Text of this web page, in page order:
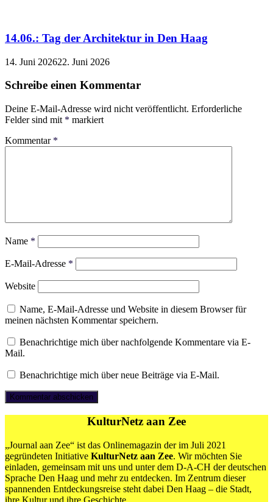
14.06.: Tag der Architektur in Den Haag
14. Juni 202622. Juni 2026
Schreibe einen Kommentar
Deine E-Mail-Adresse wird nicht veröffentlicht. Erforderliche
Felder sind mit * markiert
Kommentar *
Name *
E-Mail-Adresse *
Website
Name, E-Mail-Adresse und Website in diesem Browser für
meinen nächsten Kommentar speichern.
Benachrichtige mich über nachfolgende Kommentare via E-
Mail.
Benachrichtige mich über neue Beiträge via E-Mail.
KulturNetz aan Zee
„Journal aan Zee“ ist das Onlinemagazin der im Juli 2021
gegründeten Initiative KulturNetz aan Zee. Wir möchten Sie
einladen, gemeinsam mit uns und unter dem D-A-CH der deutschen
Sprache Den Haag und mehr zu entdecken. Im Zentrum dieser
spannenden Entdeckungsreise steht dabei Den Haag – die Stadt,
ihre Kultur und ihre Geschichte.